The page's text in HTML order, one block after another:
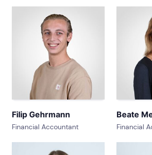
Filip Gehrmann
Financial Accountant
Beate
Financial